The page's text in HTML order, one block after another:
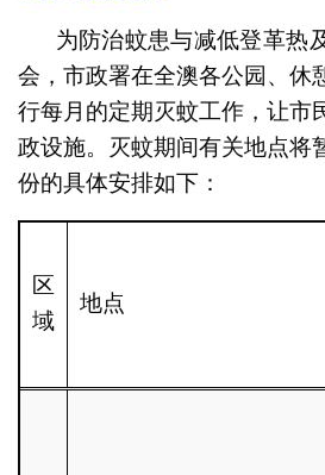
为防治蚊患与减低登革热
会，市政署在全澳各公园、休
行每月的定期灭蚊工作，让市
政设施。灭蚊期间有关地点将
份的具体安排如下：
区
域
地点